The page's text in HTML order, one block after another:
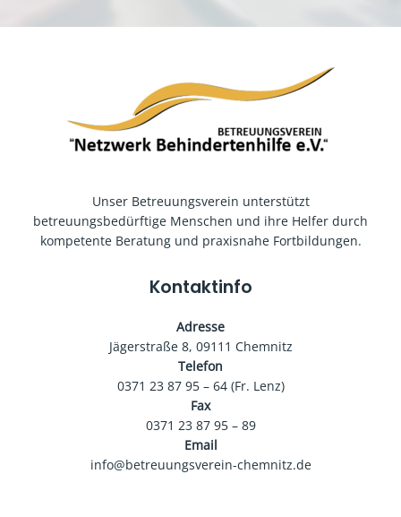
Unser Betreuungsverein unterstützt
betreuungsbedürftige Menschen und ihre Helfer durch
kompetente Beratung und praxisnahe Fortbildungen.
Kontaktinfo
Adresse
Jägerstraße 8, 09111 Chemnitz
Telefon
0371 23 87 95 – 64 (Fr. Lenz)
Fax
0371 23 87 95 – 89
Email
info@betreuungsverein-chemnitz.de